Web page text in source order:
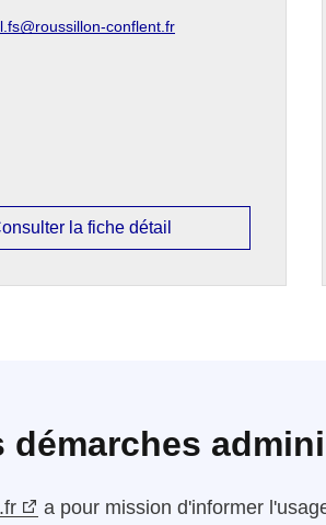
conflent.fr
la fiche détail
démarches
a pour mission d'informer